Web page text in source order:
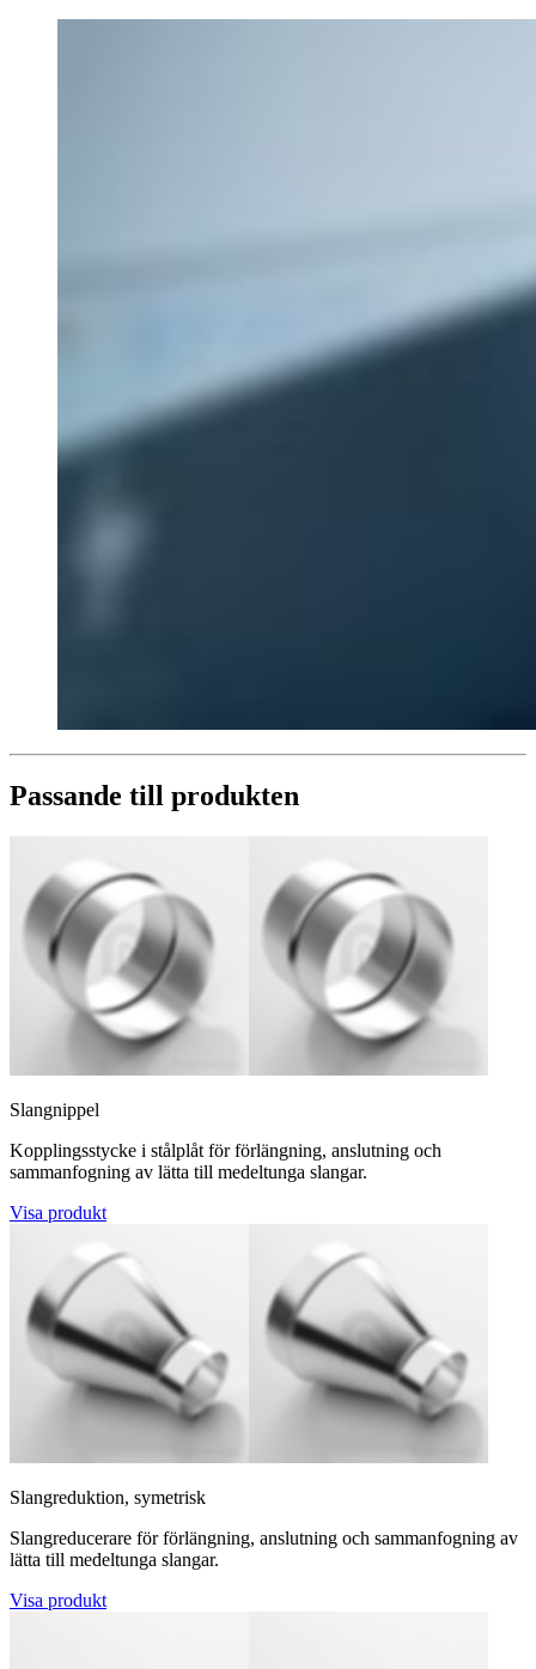
Passande till produkten
Slangnippel
Kopplingsstycke i stålplåt för förlängning, anslutning och
sammanfogning av lätta till medeltunga slangar.
Visa produkt
Slangreduktion, symetrisk
Slangreducerare för förlängning, anslutning och sammanfogning av
lätta till medeltunga slangar.
Visa produkt